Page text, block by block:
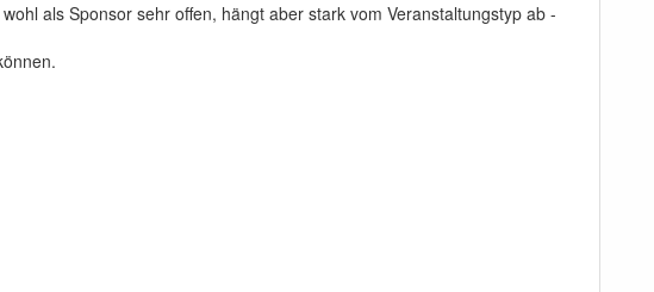
als Sponsor sehr offen, hängt aber stark vom Veranstaltungstyp ab -